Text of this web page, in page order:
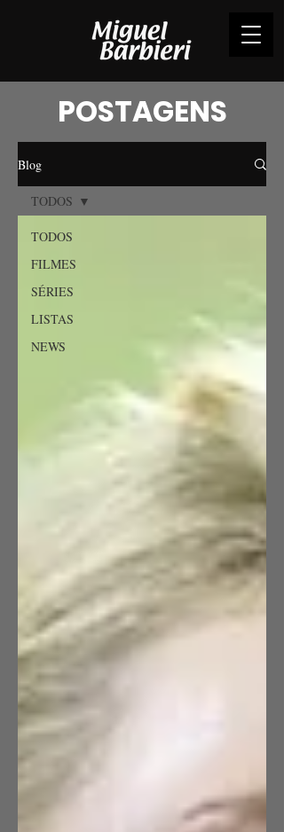
POSTAGENS
Blog
TODOS
FILMES
SÉRIES
LISTAS
NEWS
TODOS